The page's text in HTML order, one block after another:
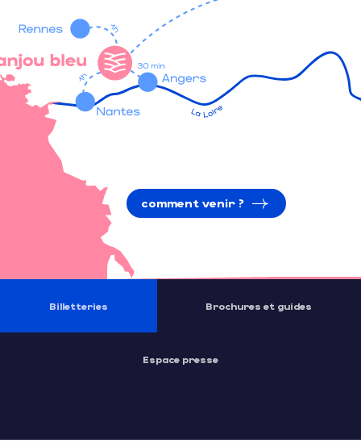
comment venir ?
Billetteries Brochures et guides
Espace presse